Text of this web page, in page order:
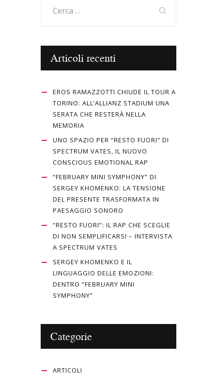
per:
Articoli recenti
EROS RAMAZZOTTI CHIUDE IL TOUR A
TORINO: ALL’ALLIANZ STADIUM UNA
SERATA CHE RESTERÀ NELLA
MEMORIA
UNO SPAZIO PER “RESTO FUORI” DI
SPECTRUM VATES, IL NUOVO
CONSCIOUS EMOTIONAL RAP
“FEBRUARY MINI SYMPHONY” DI
SERGEY KHOMENKO: LA TENSIONE
DEL PRESENTE TRASFORMATA IN
PAESAGGIO SONORO
“RESTO FUORI”: IL RAP CHE SCEGLIE
DI NON SEMPLIFICARSI – INTERVISTA
A SPECTRUM VATES
SERGEY KHOMENKO E IL
LINGUAGGIO DELLE EMOZIONI:
DENTRO “FEBRUARY MINI
SYMPHONY”
Categorie
ARTICOLI